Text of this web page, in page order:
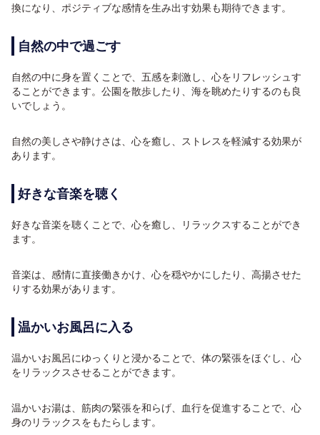
換になり、ポジティブな感情を生み出す効果も期待できます。
自然の中で過ごす
自然の中に身を置くことで、五感を刺激し、心をリフレッシュす
ることができます。公園を散歩したり、海を眺めたりするのも良
いでしょう。
自然の美しさや静けさは、心を癒し、ストレスを軽減する効果が
あります。
好きな音楽を聴く
好きな音楽を聴くことで、心を癒し、リラックスすることができ
ます。
音楽は、感情に直接働きかけ、心を穏やかにしたり、高揚させた
りする効果があります。
温かいお風呂に入る
温かいお風呂にゆっくりと浸かることで、体の緊張をほぐし、心
をリラックスさせることができます。
温かいお湯は、筋肉の緊張を和らげ、血行を促進することで、心
身のリラックスをもたらします。